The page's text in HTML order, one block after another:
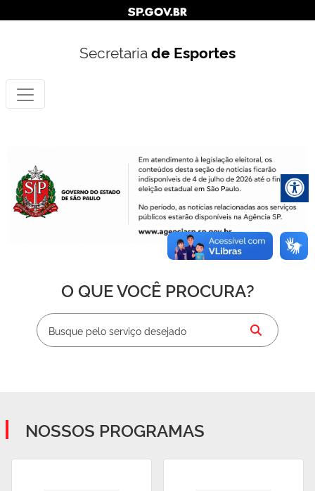
Secretariade Esportes
O QUE VOCÊ PROCURA?
NOSSOS PROGRAMAS